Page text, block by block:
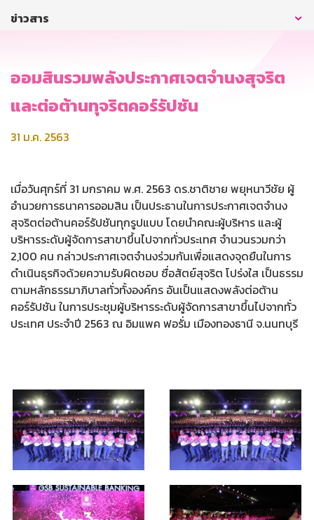
ข่าวสาร
ออมสินรวมพลังประกาศเจตจำนงสุจริต
และต่อต้านทุจริตคอร์รัปชัน
31 ม.ค. 2563
เมื่อวันศุกร์ที่ 31 มกราคม พ.ศ. 2563 ดร.ชาติชาย พยุหนาวีชัย ผู้
อำนวยการธนาคารออมสิน เป็นประธานในการประกาศเจตจำนง
สุจริตต่อต้านคอร์รัปชันทุกรูปแบบ โดยนำคณะผู้บริหาร และผู้
บริหารระดับผู้จัดการสาขาขึ้นไปจากทั่วประเทศ จำนวนรวมกว่า
2,100 คน กล่าวประกาศเจตจำนงร่วมกันเพื่อแสดงจุดยืนในการ
ดำเนินธุรกิจด้วยความรับผิดชอบ ซื่อสัตย์สุจริต โปร่งใส เป็นธรรม
ตามหลักธรรมาภิบาลทั่วทั้งองค์กร อันเป็นแสดงพลังต่อต้าน
คอร์รัปชัน ในการประชุมผู้บริหารระดับผู้จัดการสาขาขึ้นไปจากทั่ว
ประเทศ ประจำปี 2563 ณ อิมแพค ฟอรั่ม เมืองทองธานี จ.นนทบุรี